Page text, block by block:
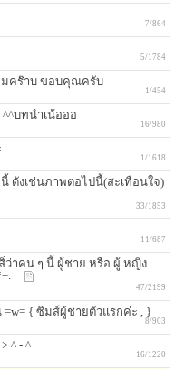
7/864
5/1784
มคร๊าบ ขอบคุณครับ
1/454
^^บทนำเน้อออ
16/980
1/1618
ดังเช่นภาพต่อไปนี้(สะเทือนใจ)
33/1853
11/687
าคน ๆ นี้ ผู้ชาย หรือ ผู้ หญิง
47/2199
{ ซิมส์ผู้ชายตัวแรกค่ะ , }
8/903
^ - ^
16/1220